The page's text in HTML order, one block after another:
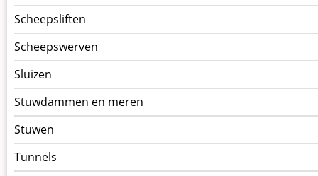
Scheepsliften
Scheepswerven
Sluizen
Stuwdammen en meren
Stuwen
Tunnels